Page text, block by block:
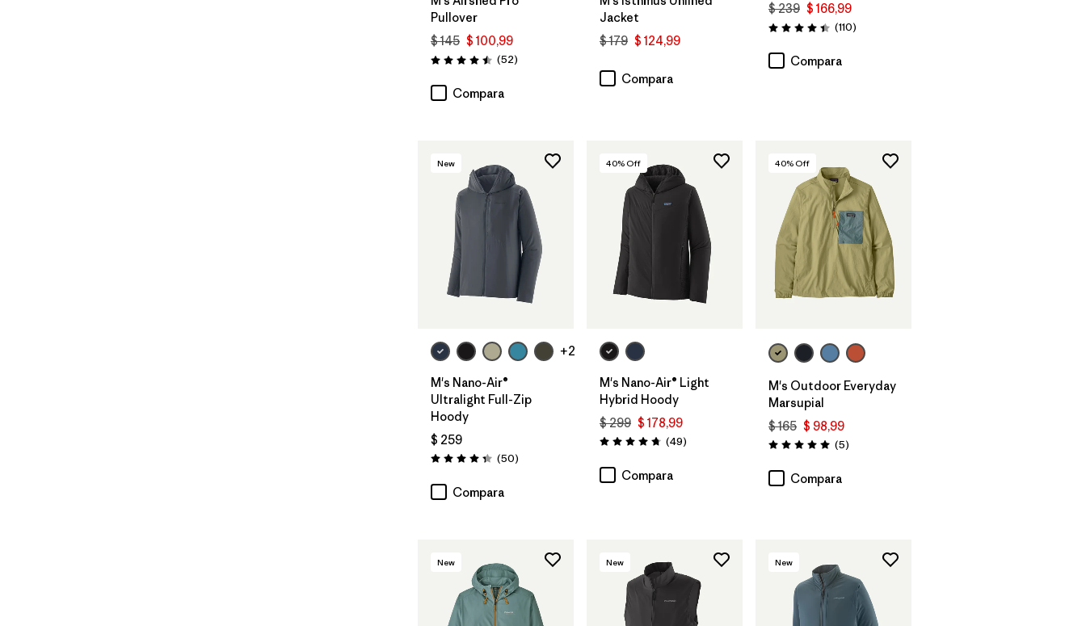
Pullover
$ 145 $ 100,99
Valoración: 4.5 / 5
(52Comentarios
)
Compara
Jacket
$ 179 $ 124,99
Compara
$ 239 $ 166,99
Valoración: 4.4 / 5
(110Comentarios
)
Compara
New
+2
M's Nano-Air®
Ultralight Full-Zip
Hoody
$ 259
Valoración: 4.3 / 5
(50Comentarios
)
Compara
40% Off
M's Nano-Air® Light
Hybrid Hoody
$ 299 $ 178,99
Valoración: 4.8 / 5
(49Comentarios
)
Compara
40% Off
M's Outdoor Everyday
Marsupial
$ 165 $ 98,99
Valoración: 5.0 / 5
(5Comentarios
)
Compara
New New New